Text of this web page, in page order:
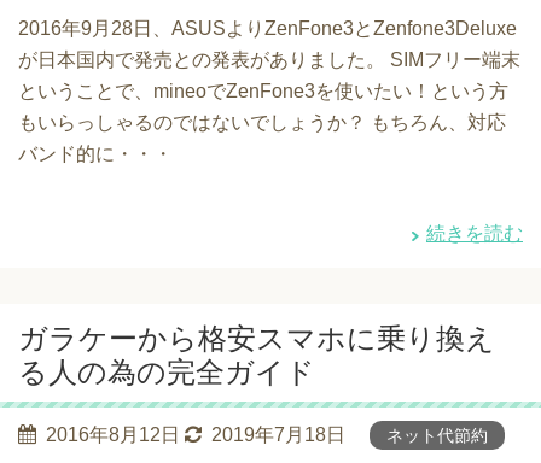
2016年9月28日、ASUSよりZenFone3とZenfone3Deluxe
が日本国内で発売との発表がありました。 SIMフリー端末
ということで、mineoでZenFone3を使いたい！という方
もいらっしゃるのではないでしょうか？ もちろん、対応
バンド的に・・・
続きを読む
ガラケーから格安スマホに乗り換え
る人の為の完全ガイド
2016年8月12日 2019年7月18日 ネット代節約